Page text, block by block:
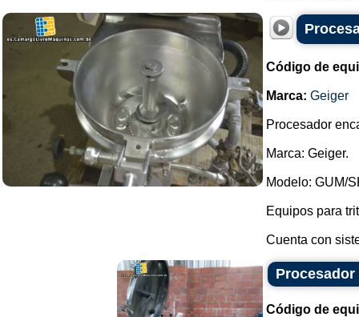
Código de
Marca: Geiger
Procesador
Marca: Geiger.
Modelo: GUM/
Equipos para
Cuenta con
Código de